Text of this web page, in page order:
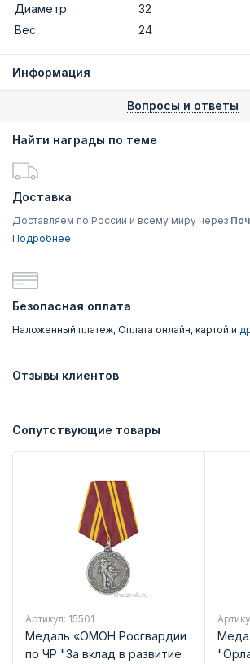
Диаметр:
32
Вес:
24
Информация
Вопросы и ответы
Найти награды по теме
Доставка
Доставляем по России и всему миру через
Подробнее
Безопасная оплата
Наложенный платеж, Оплата онлайн, картой и
Отзывы клиентов
Сопутствующие товары
Артикул: 15501
Медаль «ОМОН Росгвардии
по ЧР "За вклад в развитие